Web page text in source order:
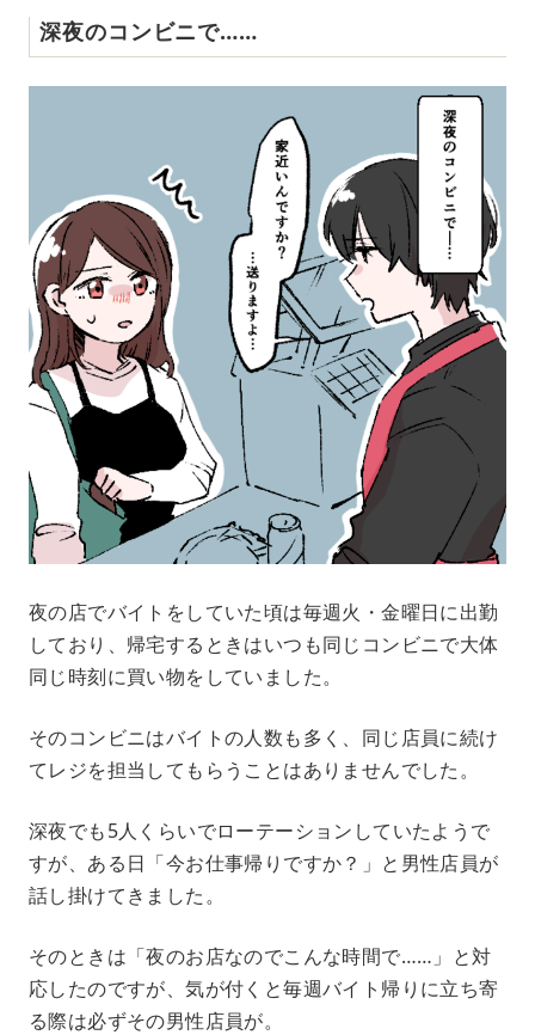
深夜のコンビニで……
夜の店でバイトをしていた頃は毎週火・金曜日に出勤
しており、帰宅するときはいつも同じコンビニで大体
同じ時刻に買い物をしていました。
そのコンビニはバイトの人数も多く、同じ店員に続け
てレジを担当してもらうことはありませんでした。
深夜でも5人くらいでローテーションしていたようで
すが、ある日「今お仕事帰りですか？」と男性店員が
話し掛けてきました。
そのときは「夜のお店なのでこんな時間で……」と対
応したのですが、気が付くと毎週バイト帰りに立ち寄
る際は必ずその男性店員が。